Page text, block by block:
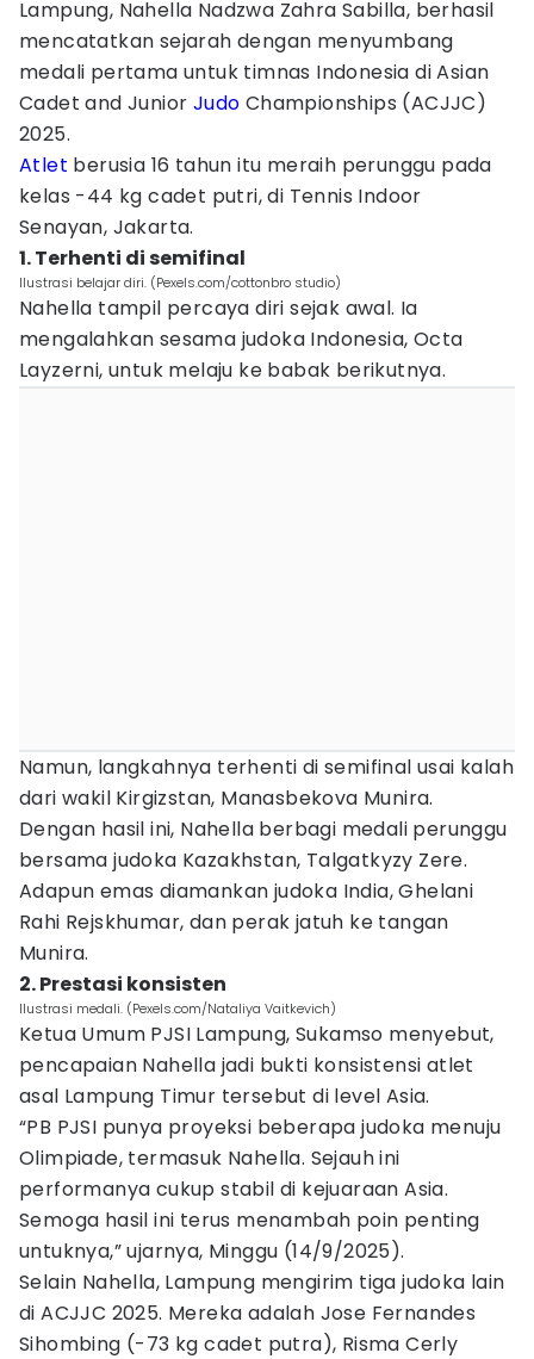
Lampung, Nahella Nadzwa Zahra Sabilla, berhasil
mencatatkan sejarah dengan menyumbang
medali pertama untuk timnas Indonesia di Asian
Cadet and Junior Judo Championships (ACJJC)
2025.
Atlet berusia 16 tahun itu meraih perunggu pada
kelas -44 kg cadet putri, di Tennis Indoor
Senayan, Jakarta.
1. Terhenti di semifinal
Ilustrasi belajar diri. (Pexels.com/cottonbro studio)
Nahella tampil percaya diri sejak awal. Ia
mengalahkan sesama judoka Indonesia, Octa
Layzerni, untuk melaju ke babak berikutnya.
Namun, langkahnya terhenti di semifinal usai kalah
dari wakil Kirgizstan, Manasbekova Munira.
Dengan hasil ini, Nahella berbagi medali perunggu
bersama judoka Kazakhstan, Talgatkyzy Zere.
Adapun emas diamankan judoka India, Ghelani
Rahi Rejskhumar, dan perak jatuh ke tangan
Munira.
2. Prestasi konsisten
Ilustrasi medali. (Pexels.com/Nataliya Vaitkevich)
Ketua Umum PJSI Lampung, Sukamso menyebut,
pencapaian Nahella jadi bukti konsistensi atlet
asal Lampung Timur tersebut di level Asia.
“PB PJSI punya proyeksi beberapa judoka menuju
Olimpiade, termasuk Nahella. Sejauh ini
performanya cukup stabil di kejuaraan Asia.
Semoga hasil ini terus menambah poin penting
untuknya,” ujarnya, Minggu (14/9/2025).
Selain Nahella, Lampung mengirim tiga judoka lain
di ACJJC 2025. Mereka adalah Jose Fernandes
Sihombing (-73 kg cadet putra), Risma Cerly